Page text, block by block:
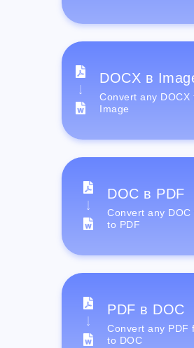
DOCX в
Convert any DOCX
Image
DOC в PDF
Convert any DOC
to PDF
PDF в DOC
Convert any PDF
to DOC